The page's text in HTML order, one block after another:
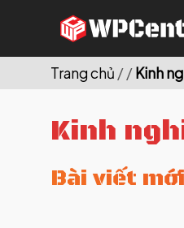
contentTrang chủ // Kinh
Kinh
Bài viết